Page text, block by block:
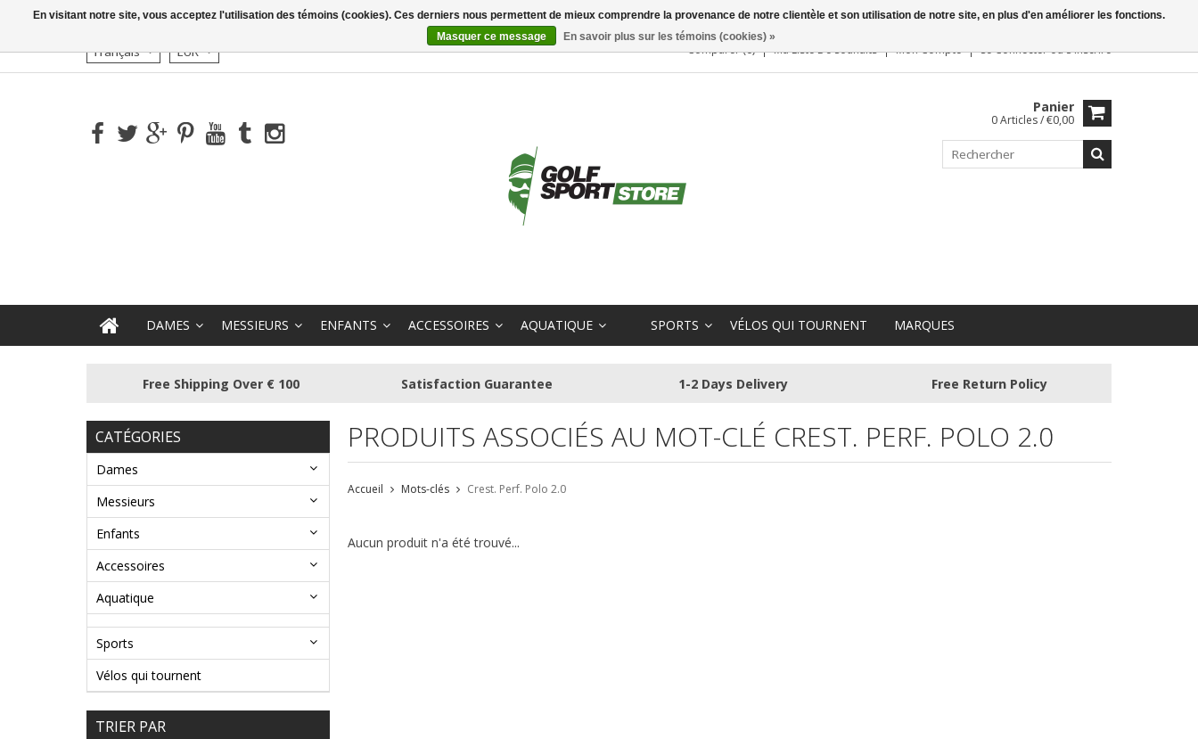
Français EUR Comparer (0) Ma Liste De Souhaits Mon Compte Se ConnecterouS'inscrire
Panier
0 Articles / €0,00
DAMES MESSIEURS ENFANTS ACCESSOIRES AQUATIQUE SPORTS VÉLOS QUI TOURNENT MARQUES
Free Shipping Over € 100 Satisfaction Guarantee 1-2 Days Delivery Free Return Policy
CATÉGORIES
Dames
Messieurs
Enfants
Accessoires
Aquatique
Sports
Vélos qui tournent
TRIER PAR
PRODUITS ASSOCIÉS AU MOT-CLÉ CREST. PERF. POLO 2.0
Accueil Mots-clés Crest. Perf. Polo 2.0
Aucun produit n'a été trouvé...
En visitant notre site, vous acceptez l'utilisation des témoins (cookies). Ces derniers nous permettent de mieux comprendre la provenance de notre clientèle et son utilisation de notre site, en plus d'en améliorer les fonctions.
Masquer ce message
En savoir plus sur les témoins (cookies) »